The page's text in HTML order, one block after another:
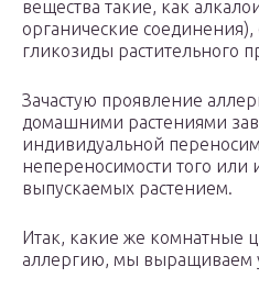
вещества такие, как
органические
гликозиды растительного
Зачастую проявление
домашними растениями
индивидуальной
непереносимости того
выпускаемых растением.
Итак, какие же комнатные
аллергию, мы выращиваем